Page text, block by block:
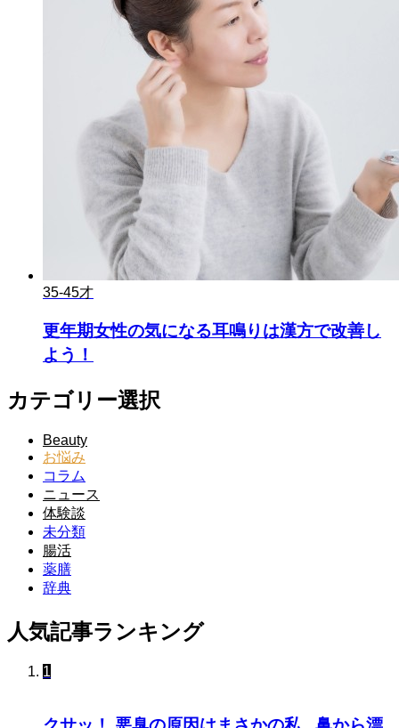
35-45才
更年期女性の気になる耳鳴りは漢方で改善し
よう！
カテゴリー選択
Beauty
お悩み
コラム
ニュース
体験談
未分類
腸活
薬膳
辞典
人気記事ランキング
1